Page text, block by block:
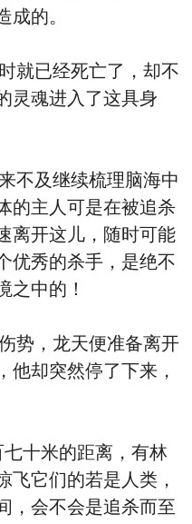
成的。
就已经死亡了，却不
灵魂进入了这具身
不及继续梳理脑海中
的主人可是在被追杀
离开这儿，随时可能
优秀的杀手，是绝不
之中的！
势，龙天便准备离开
他却突然停了下来，
十米的距离，有林
飞它们的若是人类，
，会不会是追杀而至